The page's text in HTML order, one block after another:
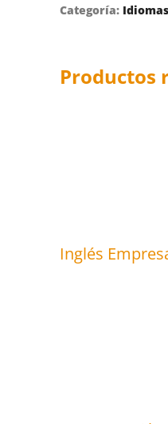
Categoría: Idiomas
Productos
Inglés